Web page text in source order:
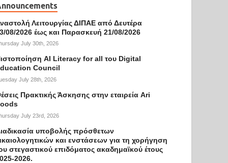
Λειτουργίας ΔΙΠΑΕ από Δευτέρα
08/2026 έως και Παρασκευή 21/08/2026
July 30th, 2026
AI Literacy for all του Digital
Council
July 28th, 2026
Πρακτικής Άσκησης στην εταιρεία Ari
July 23rd, 2026
υποβολής πρόσθετων
και ενστάσεων για τη χορήγηση
στεγαστικού επιδόματος ακαδημαϊκού έτους
2026.